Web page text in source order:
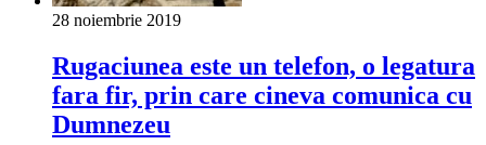
28 noiembrie 2019
Rugaciunea este un telefon, o legatura
fara fir, prin care cineva comunica cu
Dumnezeu